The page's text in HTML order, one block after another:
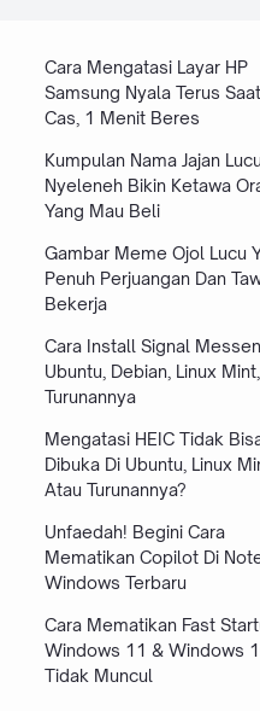
Cara Mengatasi Layar HP
Samsung Nyala Terus
Cas, 1 Menit Beres
Kumpulan Nama Jajan Lucu
Nyeleneh Bikin Ketawa
Yang Mau Beli
Gambar Meme Ojol Lucu
Penuh Perjuangan Dan
Bekerja
Cara Install Signal
Ubuntu, Debian, Linux
Turunannya
Mengatasi HEIC Tidak
Dibuka Di Ubuntu, Linux
Atau Turunannya?
Unfaedah! Begini Cara
Mematikan Copilot Di
Windows Terbaru
Cara Mematikan Fast
Windows 11 & Windows
Tidak Muncul